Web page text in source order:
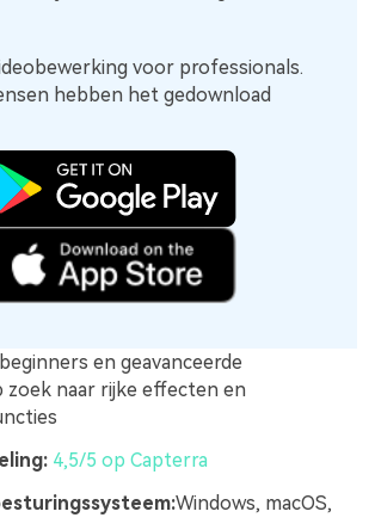
voor professionals.
hebben het gedownload
beginners en geavanceerde
zoek naar rijke effecten en
4,5/5 op Capterra
Windows, macOS,